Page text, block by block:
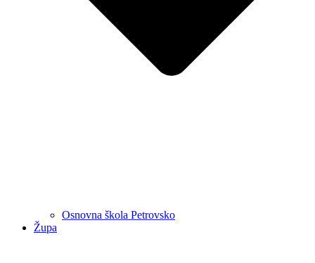
Osnovna škola Petrovsko
Župa